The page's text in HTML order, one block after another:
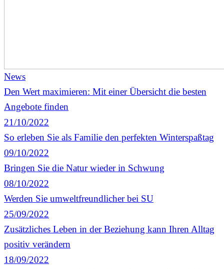
News
Den Wert maximieren: Mit einer Übersicht die besten
Angebote finden
21/10/2022
So erleben Sie als Familie den perfekten Winterspaßtag
09/10/2022
Bringen Sie die Natur wieder in Schwung
08/10/2022
Werden Sie umweltfreundlicher bei SU
25/09/2022
Zusätzliches Leben in der Beziehung kann Ihren Alltag
positiv verändern
18/09/2022